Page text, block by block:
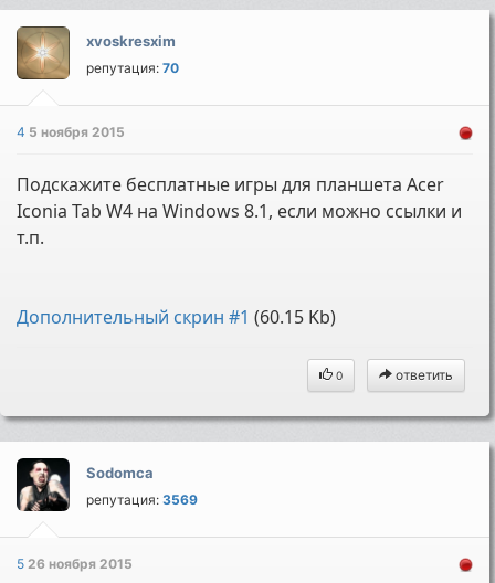
xvoskresxim
репутация:70
4 5 ноября 2015
Подскажите бесплатные игры для планшета Acer
Iconia Tab W4 на Windows 8.1, если можно ссылки и
т.п.
Дополнительный скрин #1 (60.15 Kb)
0 ответить
Sodomca
репутация:3569
526 ноября 2015